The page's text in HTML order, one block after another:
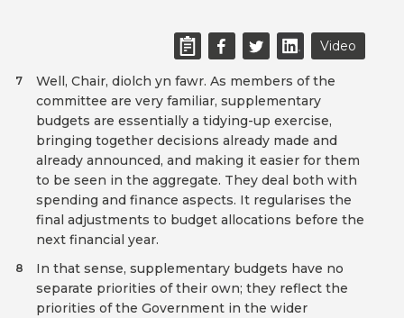
Video
Well, Chair, diolch yn fawr. As members of the
committee are very familiar, supplementary
budgets are essentially a tidying-up exercise,
bringing together decisions already made and
already announced, and making it easier for them
to be seen in the aggregate. They deal both with
spending and finance aspects. It regularises the
final adjustments to budget allocations before the
next financial year.
7
In that sense, supplementary budgets have no
separate priorities of their own; they reflect the
priorities of the Government in the wider
8